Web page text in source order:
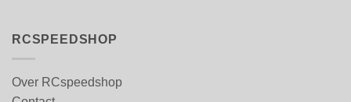
RCSPEEDSHOP
Over RCspeedshop